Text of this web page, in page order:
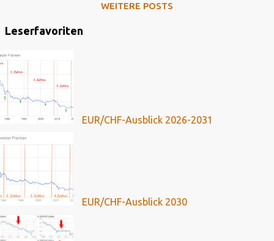
WEITERE POSTS
Leserfavoriten
EUR/CHF-Ausblick 2026-2031
EUR/CHF-Ausblick 2030